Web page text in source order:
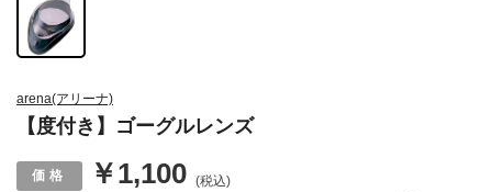
arena(アリーナ)
【度付き】ゴーグルレンズ
￥1,100 (税込)